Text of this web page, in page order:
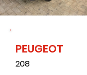
PEUGEOT
62000
208